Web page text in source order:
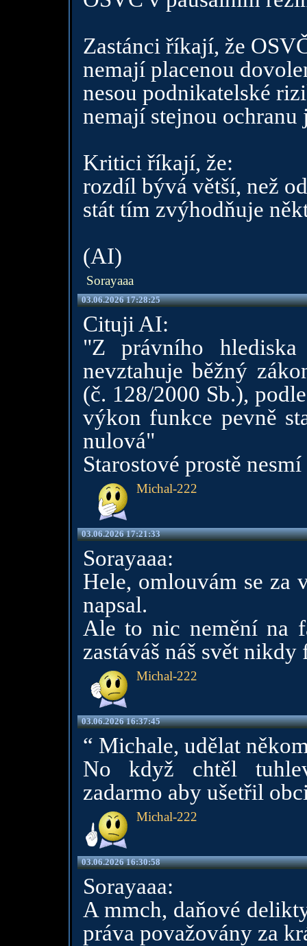
Zastánci říkají, že
nemají placenou
nesou podnikatelské
nemají stejnou ochranu
Kritici říkají, že:
rozdíl bývá větší, než
stát tím zvýhodňuje
(AI)
Sorayaaa
03.06.2026 17:28:25
Cituji AI:
"Z právního
nevztahuje běžný
(č. 128/2000 Sb.),
výkon funkce pevně
nulová"
Starostové prostě
Michal-222
03.06.2026 17:21:33
Sorayaaa:
Hele, omlouvám se za
napsal.
Ale to nic nemění na
zastáváš náš svět
Michal-222
03.06.2026 16:37:45
“ Michale, udělat
No když chtěl
zadarmo aby ušetřil
Michal-222
03.06.2026 16:30:58
Sorayaaa:
A mmch, daňové
práva považovány za